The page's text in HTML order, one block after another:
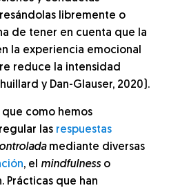
libremente o
de tener en cuenta que la
la experiencia emocional
reduce la intensidad
y Dan-Glauser, 2020).
que como hemos
las respuestas
mediante diversas
, el mindfulnesso
Prácticas que han